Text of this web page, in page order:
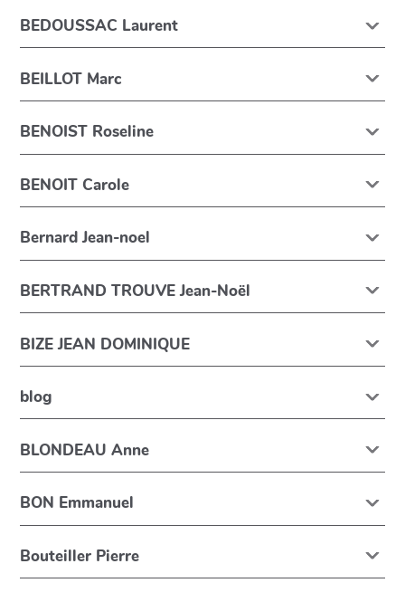
BEDOUSSAC Laurent
BEILLOT Marc
BENOIST Roseline
BENOIT Carole
Bernard Jean-noel
BERTRAND TROUVE Jean-Noël
BIZE JEAN DOMINIQUE
blog
BLONDEAU Anne
BON Emmanuel
Bouteiller Pierre